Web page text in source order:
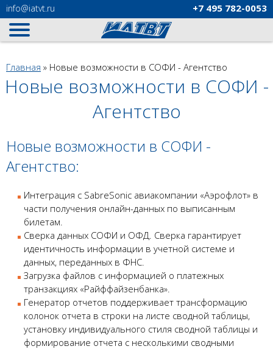
Вы здесь
Главная » Новые возможности в СОФИ - Агентство
Новые возможности в СОФИ -
Агентство
Новые возможности в СОФИ -
Агентство:
Интеграция с SabreSonic авиакомпании «Аэрофлот» в
части получения онлайн-данных по выписанным
билетам.
Сверка данных СОФИ и ОФД. Сверка гарантирует
идентичность информации в учетной системе и
данных, переданных в ФНС.
Загрузка файлов с информацией о платежных
транзакциях «Райффайзенбанка».
Генератор отчетов поддерживает трансформацию
колонок отчета в строки на листе сводной таблицы,
установку индивидуального стиля сводной таблицы и
формирование отчета с несколькими сводными
+7 495 782-0053
info@iatvt.ru